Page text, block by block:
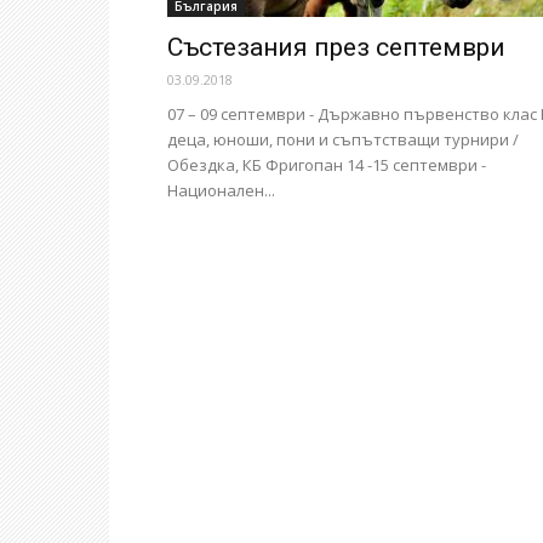
България
Състезания през септември
03.09.2018
07 – 09 септември - Държавно първенство клас
деца, юноши, пони и съпътстващи турнири /
Обездка, КБ Фригопан 14 -15 септември -
Национален...